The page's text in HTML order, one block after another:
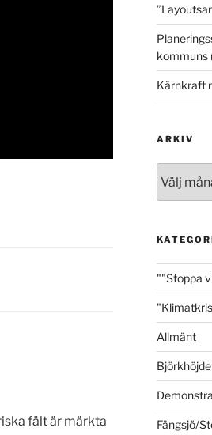
fält är märkta
kommuns
Kärnkraft
ARKIV
""Stoppa
Allmänt
Fängsjö/